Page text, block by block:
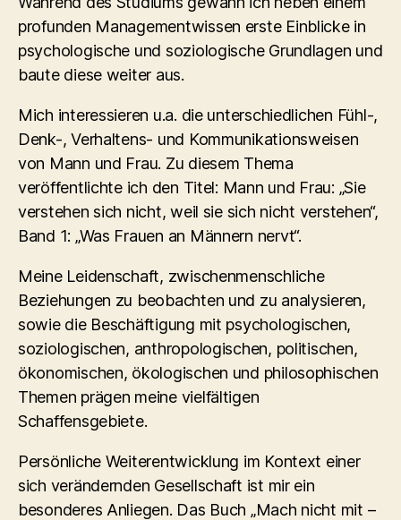
profunden Managementwissen erste Einblicke in
psychologische und soziologische Grundlagen und
baute diese weiter aus.
Mich interessieren u.a. die unterschiedlichen Fühl-,
Denk-, Verhaltens- und Kommunikationsweisen
von Mann und Frau. Zu diesem Thema
veröffentlichte ich den Titel: Mann und Frau: „Sie
verstehen sich nicht, weil sie sich nicht verstehen“,
Band 1: „Was Frauen an Männern nervt“.
Meine Leidenschaft, zwischenmenschliche
Beziehungen zu beobachten und zu analysieren,
sowie die Beschäftigung mit psychologischen,
soziologischen, anthropologischen, politischen,
ökonomischen, ökologischen und philosophischen
Themen prägen meine vielfältigen
Schaffensgebiete.
Persönliche Weiterentwicklung im Kontext einer
sich verändernden Gesellschaft ist mir ein
besonderes Anliegen. Das Buch „Mach nicht mit –